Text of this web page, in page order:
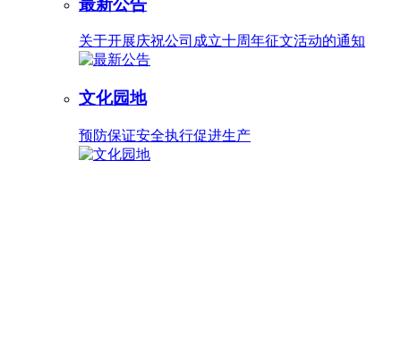
关于开展庆祝公司成立十周年征文活动的通知
文化园地
预防保证安全执行促进生产